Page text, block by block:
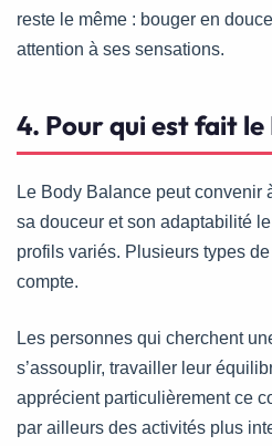
reste le même : bouger en
attention à ses sensations.
4. Pour qui est fait le
Le Body Balance peut convenir
sa douceur et son adaptabilité
profils variés. Plusieurs types
compte.
Les personnes qui cherchent
s’assouplir, travailler leur
apprécient particulièrement ce
par ailleurs des activités plus